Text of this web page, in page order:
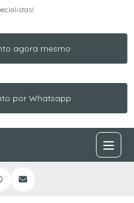
agora mesmo
por Whatsapp